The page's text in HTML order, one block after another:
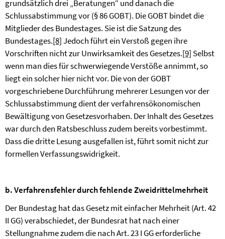
grundsätzlich drei „Beratungen“ und danach die
Schlussabstimmung vor (§ 86 GOBT). Die GOBT bindet die
Mitglieder des Bundestages. Sie ist die Satzung des
Bundestages.[8]Jedoch führt ein Verstoß gegen ihre
Vorschriften nicht zur Unwirksamkeit des Gesetzes.[9] Selbst
wenn man dies für schwerwiegende Verstöße annimmt, so
liegt ein solcher hier nicht vor. Die von der GOBT
vorgeschriebene Durchführung mehrerer Lesungen vor der
Schlussabstimmung dient der verfahrensökonomischen
Bewältigung von Gesetzesvorhaben. Der Inhalt des Gesetzes
war durch den Ratsbeschluss zudem bereits vorbestimmt.
Dass die dritte Lesung ausgefallen ist, führt somit nicht zur
formellen Verfassungswidrigkeit.
b. Verfahrensfehler durch fehlende Zweidrittelmehrheit
Der Bundestag hat das Gesetz mit einfacher Mehrheit (Art. 42
II GG) verabschiedet, der Bundesrat hat nach einer
Stellungnahme zudem die nach Art. 23 I GG erforderliche